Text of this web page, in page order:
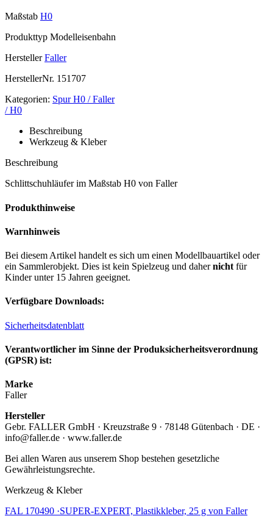
Maßstab H0
Produkttyp Modelleisenbahn
Hersteller Faller
HerstellerNr. 151707
Kategorien: Spur H0 / Faller
/ H0
Beschreibung
Werkzeug & Kleber
Beschreibung
Schlittschuhläufer im Maßstab H0 von Faller
Produkthinweise
Warnhinweis
Bei diesem Artikel handelt es sich um einen Modellbauartikel oder
ein Sammlerobjekt. Dies ist kein Spielzeug und dahernicht für
Kinder unter 15 Jahren geeignet.
Verfügbare Downloads:
Sicherheitsdatenblatt
Verantwortlicher im Sinne der Produksicherheitsverordnung
(GPSR) ist:
Marke
Faller
Hersteller
Gebr. FALLER GmbH · Kreuzstraße 9 · 78148 Gütenbach · DE ·
info@faller.de · www.faller.de
Bei allen Waren aus unserem Shop bestehen gesetzliche
Gewährleistungsrechte.
Werkzeug & Kleber
FAL 170490 ·SUPER-EXPERT, Plastikkleber, 25 g von Faller